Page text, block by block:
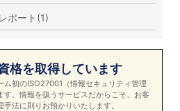
ポート(1)
格を取得しています
ム初のISO27001（情報セキュリティ管理
す。情報を扱うサービスだからこそ、お客
法に則りお預かりいたします。